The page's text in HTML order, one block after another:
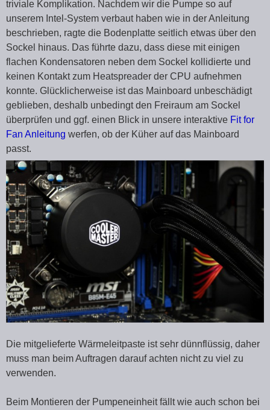
triviale Komplikation. Nachdem wir die Pumpe so auf
unserem Intel-System verbaut haben wie in der Anleitung
beschrieben, ragte die Bodenplatte seitlich etwas über den
Sockel hinaus. Das führte dazu, dass diese mit einigen
flachen Kondensatoren neben dem Sockel kollidierte und
keinen Kontakt zum Heatspreader der CPU aufnehmen
konnte. Glücklicherweise ist das Mainboard unbeschädigt
geblieben, deshalb unbedingt den Freiraum am Sockel
überprüfen und ggf. einen Blick in unsere interaktive Fit for
Fan Anleitung werfen, ob der Küher auf das Mainboard
passt.
Die mitgelieferte Wärmeleitpaste ist sehr dünnflüssig, daher
muss man beim Auftragen darauf achten nicht zu viel zu
verwenden.
Beim Montieren der Pumpeneinheit fällt wie auch schon bei